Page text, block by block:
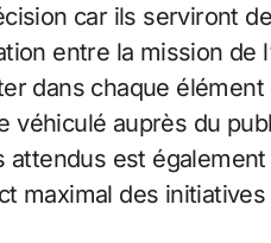
car ils serviront
entre la mission
dans chaque
véhiculé auprès du
attendus est
maximal des